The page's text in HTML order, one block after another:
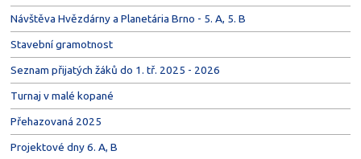
Návštěva Hvězdárny a Planetária Brno - 5. A, 5. B
Stavební gramotnost
Seznam přijatých žáků do 1. tř. 2025 - 2026
Turnaj v malé kopané
Přehazovaná 2025
Projektové dny 6. A, B